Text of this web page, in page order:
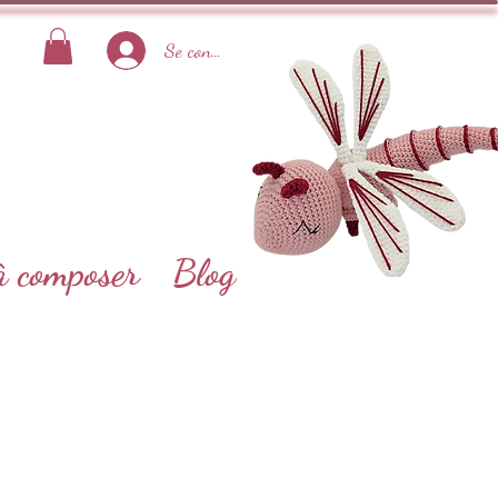
composer Blog
Se connecter